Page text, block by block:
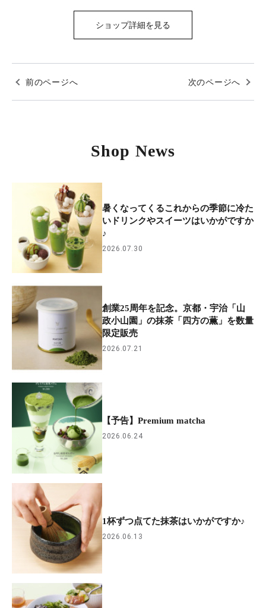
ショップ詳細を見る
前のページへ 次のページへ
Shop News
暑くなってくるこれからの季節に冷た
いドリンクやスイーツはいかがですか
♪
2026.07.30
創業25周年を記念。京都・宇治「山
政小山園」の抹茶「四方の薫」を数量
限定販売
2026.07.21
【予告】Premium ​matcha
2026.06.24
1杯ずつ点てた抹茶はいかがですか♪
2026.06.13